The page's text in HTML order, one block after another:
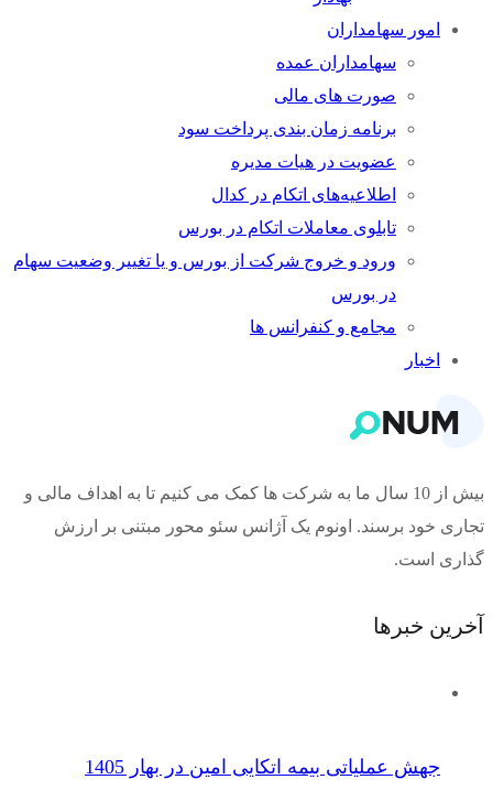
امور سهامداران
سهامداران عمده
صورت های مالی
برنامه زمان بندی پرداخت سود
عضویت در هیات مدیره
اطلاعیه‌های اتکام در کدال
تابلوی معاملات اتکام در بورس
ورود و خروج شرکت از بورس و یا تغییر وضعیت سهام
در بورس
مجامع و کنفرانس ها
اخبار
بیش از 10 سال ما به شرکت ها کمک می کنیم تا به اهداف مالی و
تجاری خود برسند. اونوم یک آژانس سئو محور مبتنی بر ارزش
گذاری است.
آخرین خبرها
جهش عملیاتی بیمه اتکایی امین در بهار 1405